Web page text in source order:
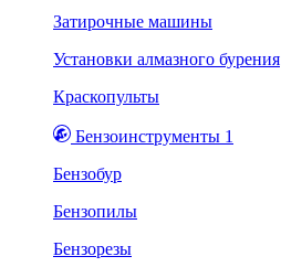
Затирочные машины
Установки алмазного бурения
Краскопульты
Бензоинструменты 1
Бензобур
Бензопилы
Бензорезы